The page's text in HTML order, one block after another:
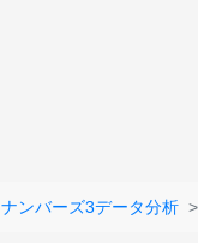
ナンバーズ3データ分析